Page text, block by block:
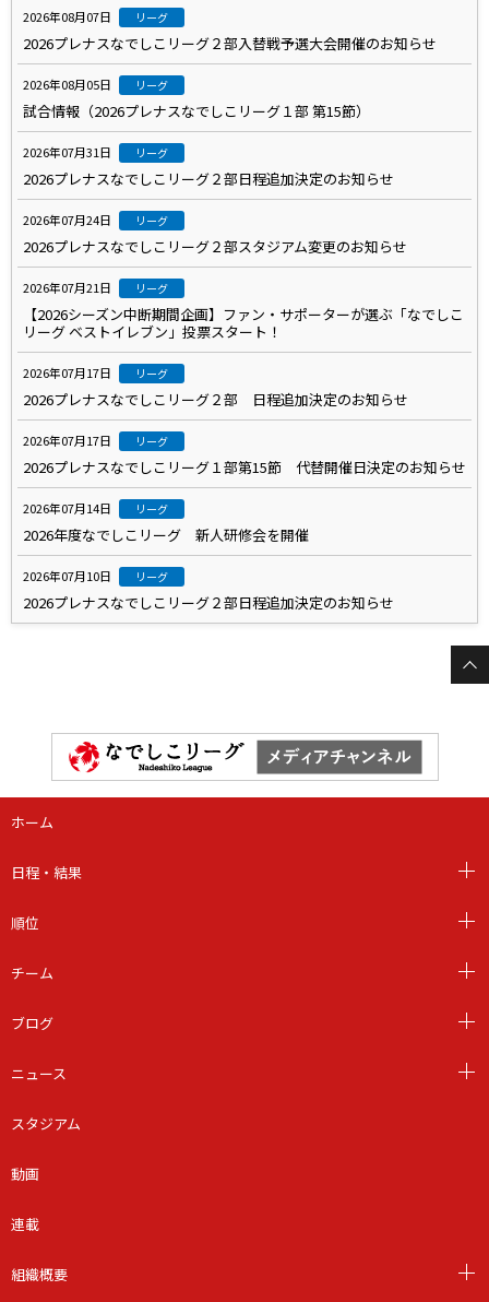
2026年08月07日 リーグ
2026プレナスなでしこリーグ２部入替戦予選大会開催のお知らせ
2026年08月05日 リーグ
試合情報（2026プレナスなでしこリーグ１部 第15節）
2026年07月31日 リーグ
2026プレナスなでしこリーグ２部日程追加決定のお知らせ
2026年07月24日 リーグ
2026プレナスなでしこリーグ２部スタジアム変更のお知らせ
2026年07月21日 リーグ
【2026シーズン中断期間企画】ファン・サポーターが選ぶ「なでしこ
リーグ ベストイレブン」投票スタート！
2026年07月17日 リーグ
2026プレナスなでしこリーグ２部 日程追加決定のお知らせ
2026年07月17日 リーグ
2026プレナスなでしこリーグ１部第15節 代替開催日決定のお知らせ
2026年07月14日 リーグ
2026年度なでしこリーグ 新人研修会を開催
2026年07月10日 リーグ
2026プレナスなでしこリーグ２部日程追加決定のお知らせ
ホーム
日程・結果
順位
チーム
ブログ
ニュース
スタジアム
動画
連載
組織概要